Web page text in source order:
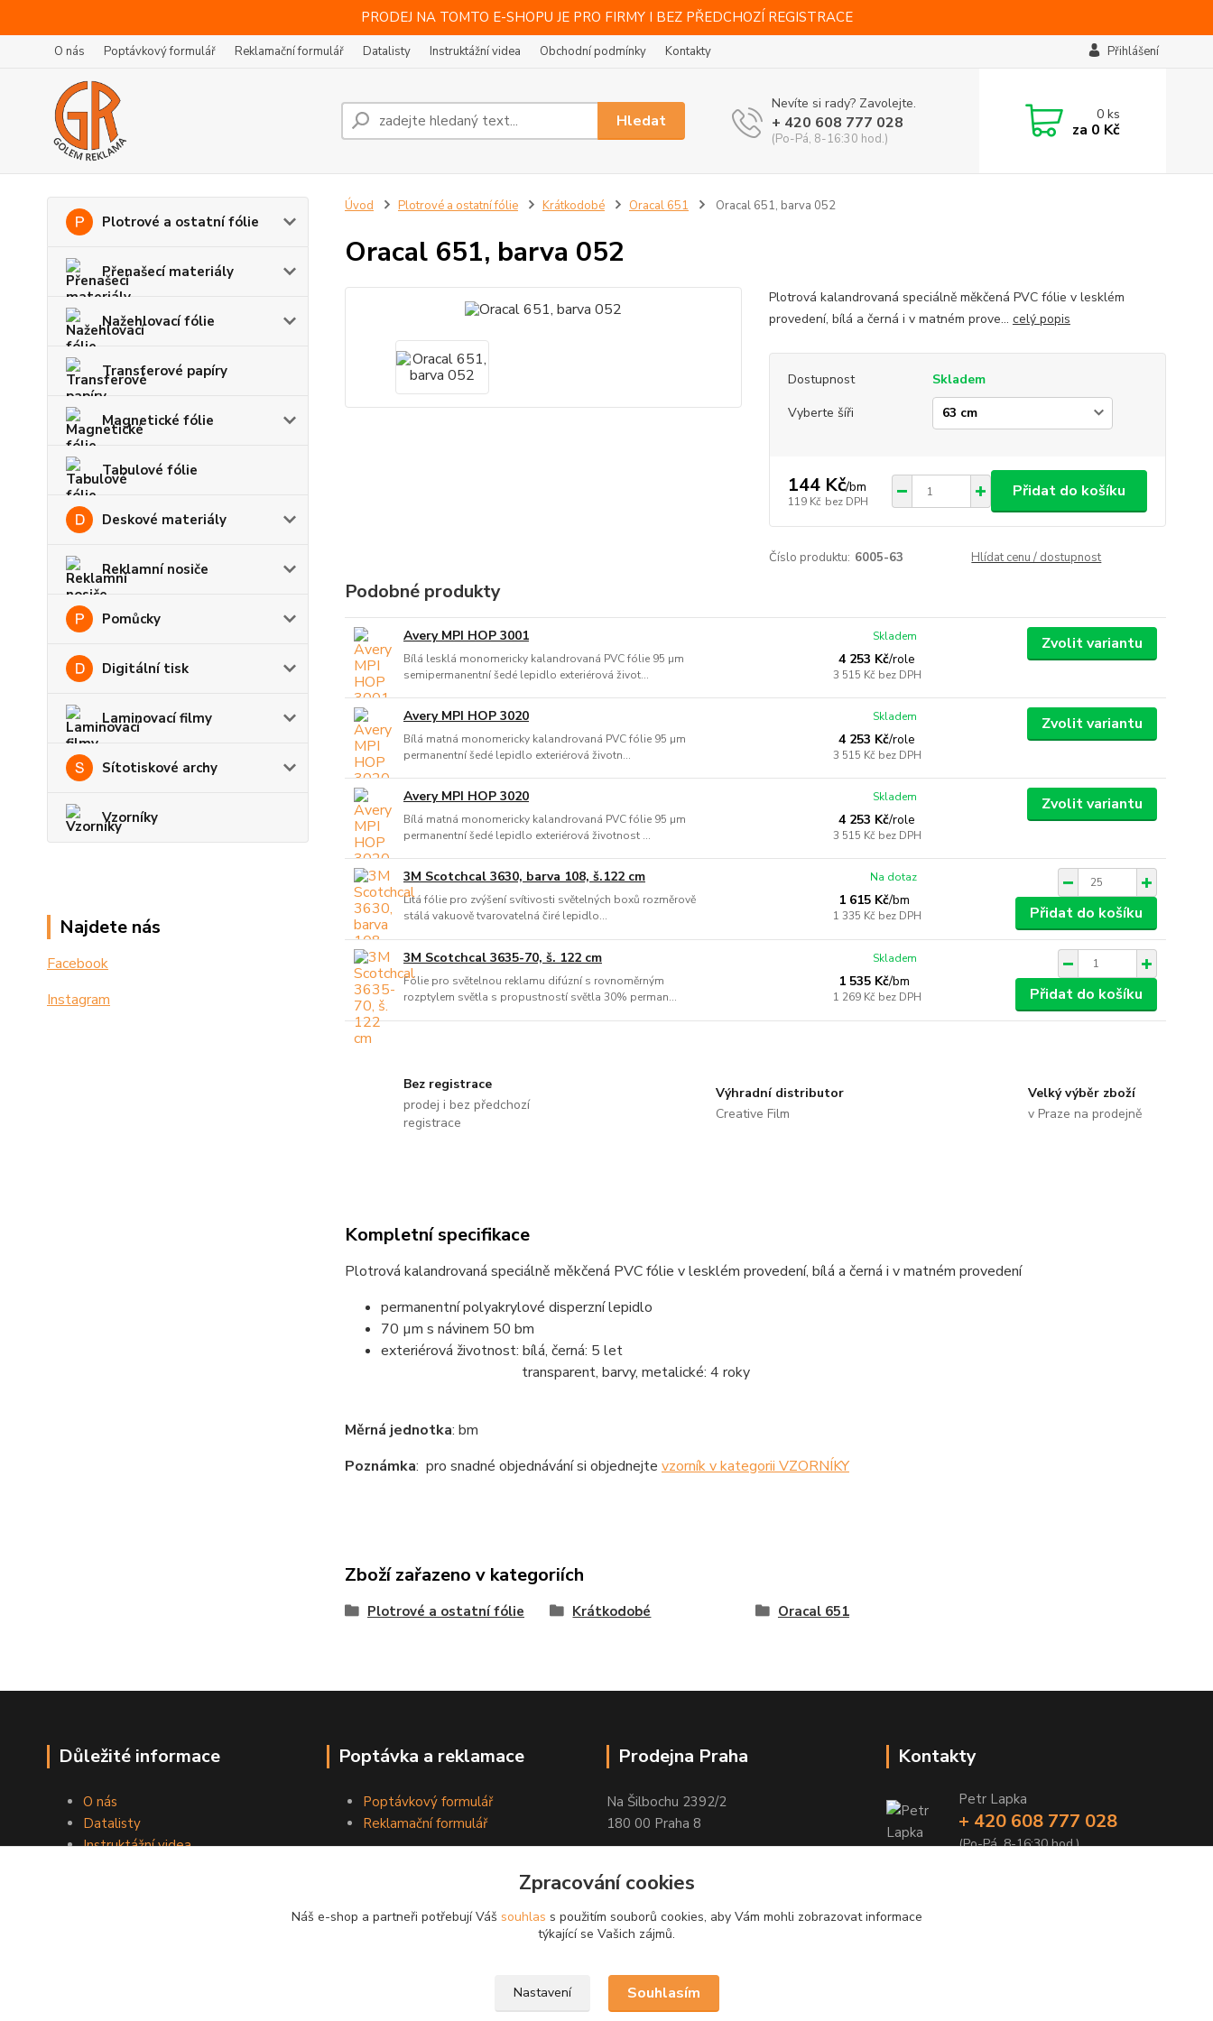
PRODEJ NA TOMTO E-SHOPU JE PRO FIRMY I BEZ PŘEDCHOZÍ REGISTRACE
O nás Poptávkový formulář Reklamační formulář Datalisty Instruktážní videa Obchodní podmínky Kontakty Přihlášení
Hledat
Nevíte si rady? Zavolejte.
+ 420 608 777 028
(Po-Pá, 8-16:30 hod.)
0ks
za 0 Kč
Plotrové a ostatní fólie
Přenašecí materiály
Nažehlovací fólie
Transferové papíry
Magnetické fólie
Tabulové fólie
Deskové materiály
Reklamní nosiče
Pomůcky
Digitální tisk
Laminovací filmy
Sítotiskové archy
Vzorníky
Najdete nás
Facebook
Instagram
Úvod Plotrové a ostatní fólie Krátkodobé Oracal 651 Oracal 651, barva 052
Oracal 651, barva 052
Plotrová kalandrovaná speciálně měkčená PVC fólie v lesklém
provedení, bílá a černá i v matném prove... celý popis
Dostupnost
Skladem
Vyberte šíři
144 Kč/bm
119 Kč bez DPH
Přidat do košíku
Číslo produktu: 6005-63 Hlídat cenu / dostupnost
Podobné produkty
Avery MPI HOP 3001
Bílá lesklá monomericky kalandrovaná PVC fólie 95 µm
semipermanentní šedé lepidlo exteriérová život...
4 253 Kč/role
3 515 Kč bez DPH
Skladem Zvolit variantu
Avery MPI HOP 3020
Bílá matná monomericky kalandrovaná PVC fólie 95 µm
permanentní šedé lepidlo exteriérová životn...
4 253 Kč/role
3 515 Kč bez DPH
Skladem Zvolit variantu
Avery MPI HOP 3020
Bílá matná monomericky kalandrovaná PVC fólie 95 µm
permanentní šedé lepidlo exteriérová životnost ...
4 253 Kč/role
3 515 Kč bez DPH
Skladem Zvolit variantu
3M Scotchcal 3630, barva 108, š.122 cm
Litá fólie pro zvýšení svítivosti světelných boxů rozměrově
stálá vakuově tvarovatelná čiré lepidlo...
1 615 Kč/bm
1 335 Kč bez DPH
Na dotaz
Přidat do košíku
3M Scotchcal 3635-70, š. 122 cm
Fólie pro světelnou reklamu difúzní s rovnoměrným
rozptylem světla s propustností světla 30% perman...
1 535 Kč/bm
1 269 Kč bez DPH
Skladem
Přidat do košíku
Bez registrace
prodej i bez předchozí
registrace
Výhradní distributor
Creative Film
Velký výběr zboží
v Praze na prodejně
Kompletní specifikace
Plotrová kalandrovaná speciálně měkčená PVC fólie v lesklém provedení, bílá a černá i v matném provedení
permanentní polyakrylové disperzní lepidlo
70 µm s návinem 50 bm
exteriérová životnost: bílá, černá: 5 let
transparent, barvy, metalické: 4 roky
Měrná jednotka: bm
Poznámka: pro snadné objednávání si objednejte vzorník v kategorii VZORNÍKY
Zboží zařazeno v kategoriích
Plotrové a ostatní fólie Krátkodobé Oracal 651
Důležité informace
O nás
Datalisty
Instruktážní videa
Poptávka a reklamace
Poptávkový formulář
Reklamační formulář
Prodejna Praha
Na Šilbochu 2392/2
180 00 Praha 8
Odkaz na Google mapu
Kontakty
Petr Lapka
+ 420 608 777 028
(Po-Pá, 8-16:30 hod.)
Zpracování cookies
Náš e-shop a partneři potřebují Váš souhlas s použitím souborů cookies, aby Vám mohli zobrazovat informace
týkající se Vašich zájmů.
Nastavení Souhlasím